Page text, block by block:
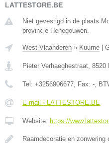
LATTESTORE.BE
Niet gevestigd in de plaats
provincie Henegouwen.
West-Vlaanderen » Kuurne
Pieter Verhaeghestraat 8520
Tel: +3256906677 , Fax: - ,
E-mail › LATTESTORE.BE
Website: https://
Raamdecoratie en